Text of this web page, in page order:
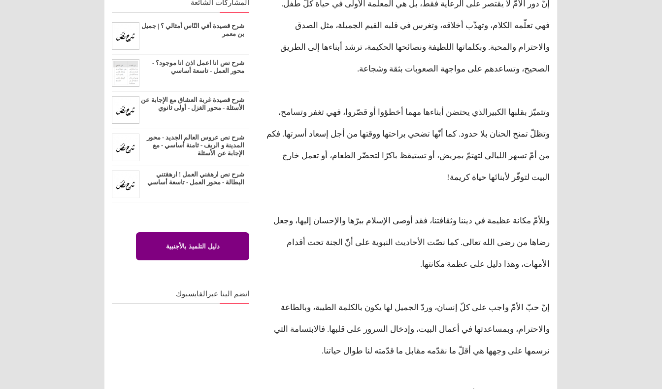
إنّ دور الأمّ لا يقتصر على الرعاية فقط، بل هي المعلّمة الأولى في حياة كلّ طفل.
فهي تعلّمه الكلام، وتهذّب أخلاقه، وتغرس في قلبه القيم الجميلة، مثل الصدق
والاحترام والمحبة. وبكلماتها اللطيفة ونصائحها الحكيمة، ترشد أبناءها إلى الطريق
الصحيح، وتساعدهم على مواجهة الصعوبات بثقة وشجاعة.
وتتميّز بقلبها الكبيرالذي يحتضن أبناءها مهما أخطؤوا أو قصّروا، فهي تغفر وتسامح،
وتظلّ تمنح الحنان بلا حدود. كما أنّها تضحي براحتها ووقتها من أجل إسعاد أسرتها. فكم
من أمّ تسهر الليالي لتهتمّ بمريض، أو تستيقظ باكرًا لتحضّر الطعام، أو تعمل خارج
البيت لتوفّر لأبنائها حياة كريمة!
وللأمّ مكانة عظيمة في ديننا وثقافتنا، فقد أوصى الإسلام ببرّها والإحسان إليها، وجعل
رضاها من رضى الله تعالى. كما نصّت الأحاديث النبوية على أنّ الجنة تحت أقدام
الأمهات، وهذا دليل على عظمة مكانتها.
إنّ حبّ الأمّ واجب على كلّ إنسان، وردّ الجميل لها يكون بالكلمة الطيبة، وبالطاعة
والاحترام، وبمساعدتها في أعمال البيت، وإدخال السرور على قلبها. فالابتسامة التي
نرسمها على وجهها هي أقلّ ما نقدّمه مقابل ما قدّمته لنا طوال حياتنا.
المشاركات الشائعة
شرح قصيدة أفي النّاس أمثالي ؟ | جميل
بن معمر
شرح نص انا اعمل اذن انا موجود؟ -
محور العمل - تاسعة أساسي
شرح قصيدة غربة العشاق مع الإجابة عن
الأسئلة - محور الغزل - أولى ثانوي
شرح نص عروس العالم الجديد - محور
المدينة و الريف - ثامنة أساسي - مع
الإجابة عن الأسئلة
شرح نص ارهقني العمل ! ارهقتني
البطالة - محور العمل - تاسعة أساسي
دليل التلميذ بالأجنبية
انضم الينا عبرالفايسبوك